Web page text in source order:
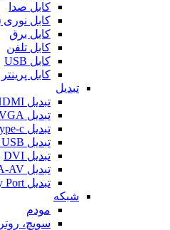
کابل صدا
کابل نوری
کابل برق
کابل تلفن
کابل USB
کابل پرینتر
تبدیل
تبدیل HDMI
تبدیل VGA
تبدیل type-c
تبدیل USB به LAN
تبدیل DVI
تبدیل RCA-AV
تبدیل Display Port
شبکه
مودم
سویچ،